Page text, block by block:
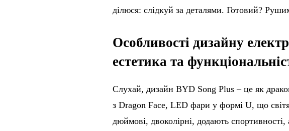
ділюся: слідкуй за деталями. Готовий?
Особливості дизайну
естетика та
Слухай, дизайн BYD Song Plus – це як
з Dragon Face, LED фари у формі U, що
дюймові, двоколірні, додають